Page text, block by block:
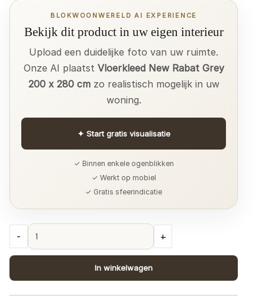
BLOKWOONWERELD AI EXPERIENCE
Bekijk dit product in uw eigen interieur
Upload een duidelijke foto van uw ruimte.
Onze AI plaatst Vloerkleed New Rabat Grey
200 x 280 cmzo realistisch mogelijk in uw
woning.
✦ Start gratis visualisatie
✓ Binnen enkele ogenblikken
✓ Werkt op mobiel
✓ Gratis sfeerindicatie
Grey
- +
In winkelwagen